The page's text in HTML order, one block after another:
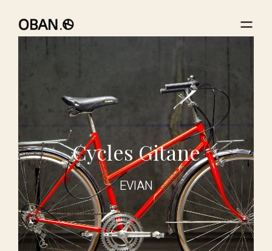
Cycles Gitane
EVIAN